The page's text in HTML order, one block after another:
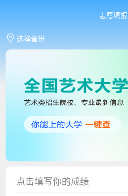
志愿填报
选择省份
点击填写你的成绩